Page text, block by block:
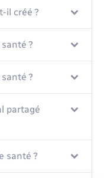
il créé ?
?
?
partagé
santé ?